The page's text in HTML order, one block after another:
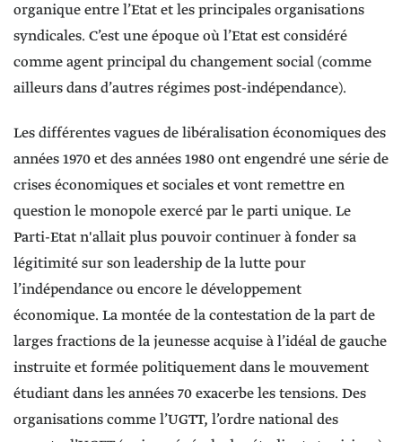
organique entre l’Etat et les principales organisations
syndicales. C’est une époque où l’Etat est considéré
comme agent principal du changement social (comme
ailleurs dans d’autres régimes post-indépendance).
Les différentes vagues de libéralisation économiques des
années 1970 et des années 1980 ont engendré une série de
crises économiques et sociales et vont remettre en
question le monopole exercé par le parti unique. Le
Parti-Etat n'allait plus pouvoir continuer à fonder sa
légitimité sur son leadership de la lutte pour
l’indépendance ou encore le développement
économique. La montée de la contestation de la part de
larges fractions de la jeunesse acquise à l’idéal de gauche
instruite et formée politiquement dans le mouvement
étudiant dans les années 70 exacerbe les tensions. Des
organisations comme l’UGTT, l’ordre national des